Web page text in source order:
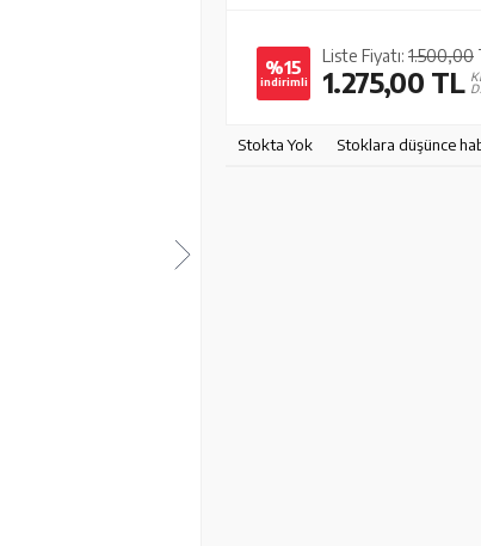
%15
indirimli
Liste Fiyatı: 1.500,00
1.275,00 TL
Stokta Yok Stoklara düşünce